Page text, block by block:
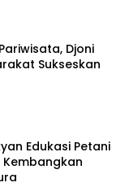
Djoni
Sukseskan
Edukasi Petani